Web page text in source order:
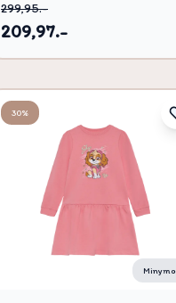
299,95.-
209,97.-
30%
Minymo